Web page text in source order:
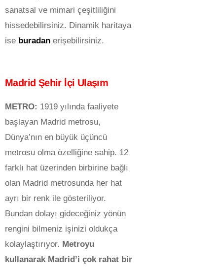
sanatsal ve mimari çeşitliliğini
hissedebilirsiniz. Dinamik haritaya
ise buradan erişebilirsiniz.
Madrid Şehir İçi Ulaşım
METRO: 1919 yılında faaliyete
başlayan Madrid metrosu,
Dünya’nın en büyük üçüncü
metrosu olma özelliğine sahip. 12
farklı hat üzerinden birbirine bağlı
olan Madrid metrosunda her hat
ayrı bir renk ile gösteriliyor.
Bundan dolayı gideceğiniz yönün
rengini bilmeniz işinizi oldukça
kolaylaştırıyor. Metroyu
kullanarak Madrid’i çok rahat bir